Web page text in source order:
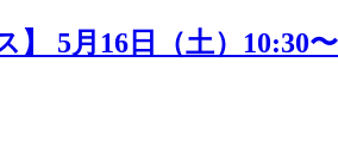
5月16日（土）10:30